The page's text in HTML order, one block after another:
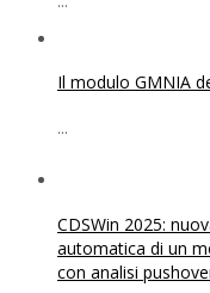
Il modulo GMNIA
...
CDSWin 2025:
automatica di un
con analisi